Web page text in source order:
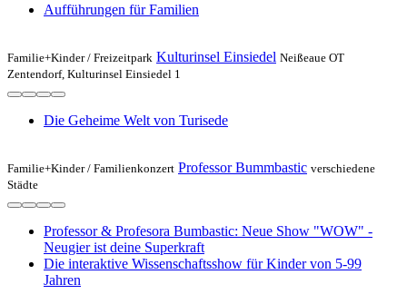
Aufführungen für Familien
Familie+Kinder / Freizeitpark Kulturinsel Einsiedel Neißeaue OT
Zentendorf, Kulturinsel Einsiedel 1
Die Geheime Welt von Turisede
Familie+Kinder / Familienkonzert Professor Bummbastic verschiedene
Städte
Professor & Profesora Bumbastic: Neue Show "WOW" -
Neugier ist deine Superkraft
Die interaktive Wissenschaftsshow für Kinder von 5-99
Jahren